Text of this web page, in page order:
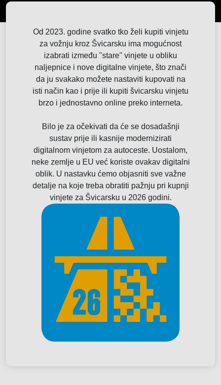
Od 2023. godine svatko tko želi kupiti vinjetu
za vožnju kroz Švicarsku ima mogućnost
izabrati između "stare" vinjete u obliku
naljepnice i nove digitalne vinjete, što znači
da ju svakako možete nastaviti kupovati na
isti način kao i prije ili kupiti švicarsku vinjetu
brzo i jednostavno online preko interneta.
Bilo je za očekivati da će se dosadašnji
sustav prije ili kasnije modernizirati
digitalnom vinjetom za autoceste. Uostalom,
neke zemlje u EU već koriste ovakav digitalni
oblik. U nastavku ćemo objasniti sve važne
detalje na koje treba obratiti pažnju pri kupnji
vinjete za Švicarsku u 2026 godini.